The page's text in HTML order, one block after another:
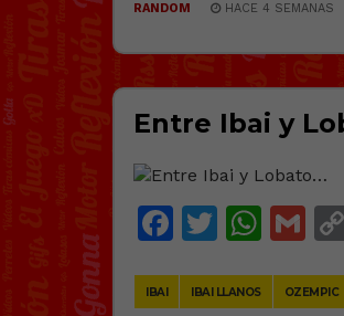
RANDOM HACE 4 SEMANAS
Entre Ibai y
Facebook
Twitter
IBAI IBAI LLANOS OZEMPIC